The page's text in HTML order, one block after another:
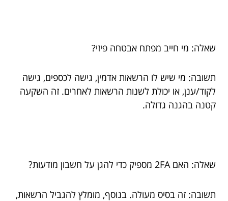
שאלה: מי חייב מפתח אבטחה פיזי?
תשובה: מי שיש לו הרשאות אדמין, גישה לכספים, גישה
לקוד/ענן, או יכולת לשנות הרשאות לאחרים. זה השקעה
קטנה בהגנה גדולה.
שאלה: האם 2FA מספיק כדי להגן על חשבון מודעות?
תשובה: זה בסיס מעולה. בנוסף, מומלץ להגביל הרשאות,